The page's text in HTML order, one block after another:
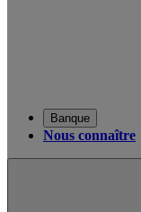
Banque
Nous connaître